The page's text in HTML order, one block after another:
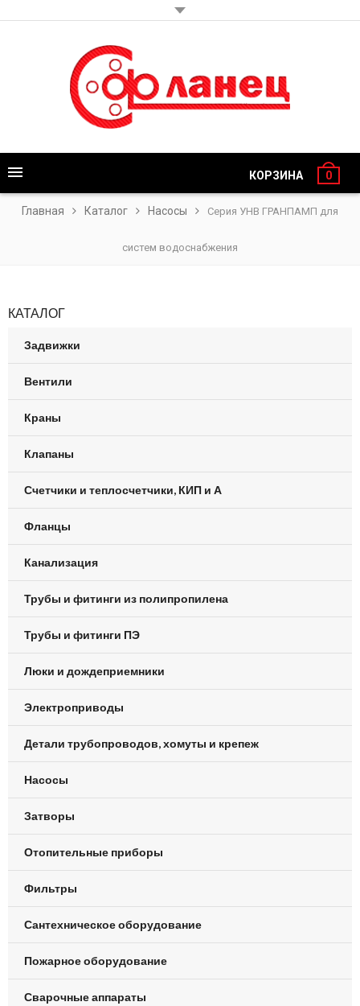
КОРЗИНА 0
Главная Каталог Насосы Серия УНВ ГРАНПАМП для
систем водоснабжения
КАТАЛОГ
Задвижки
Вентили
Краны
Клапаны
Счетчики и теплосчетчики, КИП и А
Фланцы
Канализация
Трубы и фитинги из полипропилена
Трубы и фитинги ПЭ
Люки и дождеприемники
Электроприводы
Детали трубопроводов, хомуты и крепеж
Насосы
Затворы
Отопительные приборы
Фильтры
Сантехническое оборудование
Пожарное оборудование
Сварочные аппараты